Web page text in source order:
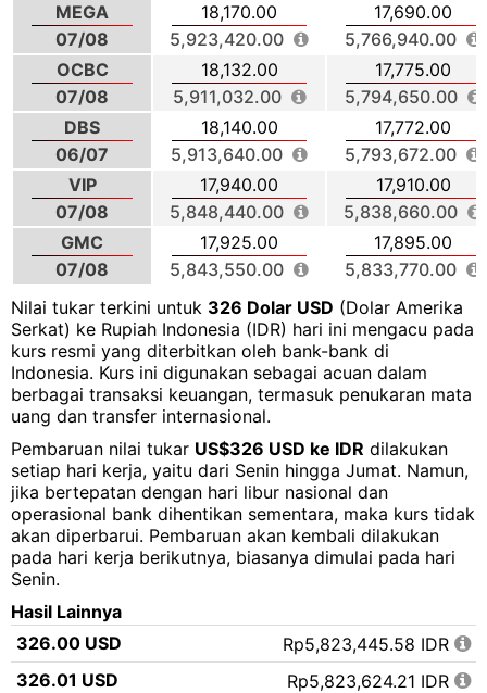
MEGA
07/08
18,170.00
5,923,420.00
17,690.00
5,766,940.00
OCBC
07/08
18,132.00
5,911,032.00
17,775.00
5,794,650.00
DBS
06/07
18,140.00
5,913,640.00
17,772.00
5,793,672.00
VIP
07/08
17,940.00
5,848,440.00
17,910.00
5,838,660.00
GMC
07/08
17,925.00
5,843,550.00
17,895.00
5,833,770.00
Nilai tukar terkini untuk 326 Dolar USD (Dolar Amerika
Serkat) ke Rupiah Indonesia (IDR) hari ini mengacu pada
kurs resmi yang diterbitkan oleh bank-bank di
Indonesia. Kurs ini digunakan sebagai acuan dalam
berbagai transaksi keuangan, termasuk penukaran mata
uang dan transfer internasional.
Pembaruan nilai tukar US$326 USD ke IDR dilakukan
setiap hari kerja, yaitu dari Senin hingga Jumat. Namun,
jika bertepatan dengan hari libur nasional dan
operasional bank dihentikan sementara, maka kurs tidak
akan diperbarui. Pembaruan akan kembali dilakukan
pada hari kerja berikutnya, biasanya dimulai pada hari
Senin.
Hasil Lainnya
326.00 USD
Rp5,823,445.58 IDR
326.01 USD
Rp5,823,624.21 IDR